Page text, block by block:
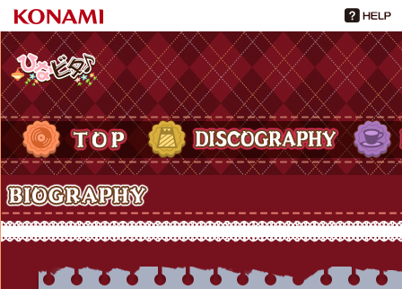
ひなビタ♪
TOP DISCOGRAPHY
Biography